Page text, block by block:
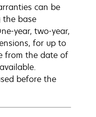
can be
the base
year, two-year,
for up to
from the date of
before the